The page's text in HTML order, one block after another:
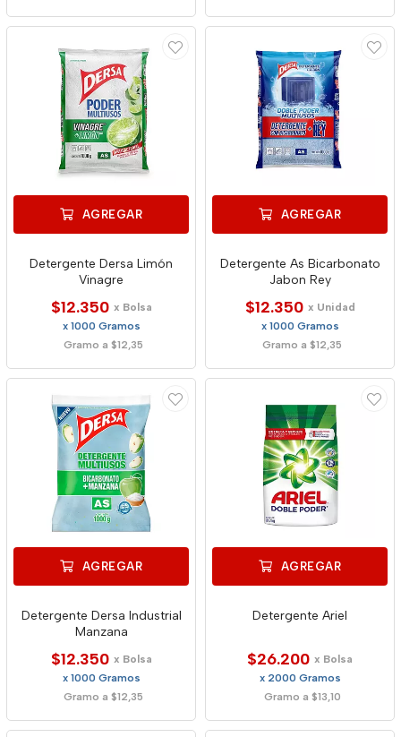
AGREGAR
Detergente Dersa Limón
Vinagre
$12.350 x Bolsa
x 1000 Gramos
Gramo a $12,35
AGREGAR
Detergente As Bicarbonato
Jabon Rey
$12.350 x Unidad
x 1000 Gramos
Gramo a $12,35
AGREGAR
Detergente Dersa Industrial
Manzana
$12.350 x Bolsa
x 1000 Gramos
Gramo a $12,35
AGREGAR
Detergente Ariel
$26.200 x Bolsa
x 2000 Gramos
Gramo a $13,10